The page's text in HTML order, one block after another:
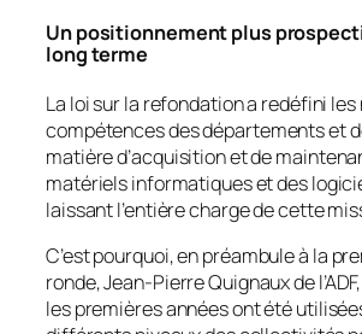
Un positionnement plus
long terme
La loi sur la refondation a redéfini
compétences des départements et
matière d’acquisition et de
matériels informatiques et des
laissant l’entière charge de cette
C’est pourquoi, en préambule à la
ronde, Jean-Pierre Quignaux de
les premières années ont été